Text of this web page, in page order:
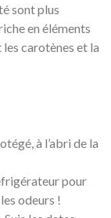
sont plus
en éléments
carotènes et la
à l’abri de la
pour
odeurs !